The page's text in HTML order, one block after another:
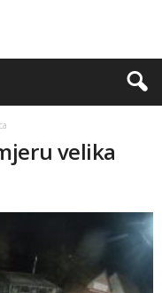
velika